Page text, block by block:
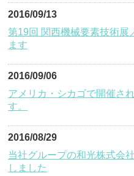
2016/09/13
第19回 関西機械要素技術展
ます
2016/09/06
アメリカ・シカゴで開催さ
す。
2016/08/29
当社グループの和光株式会
しました